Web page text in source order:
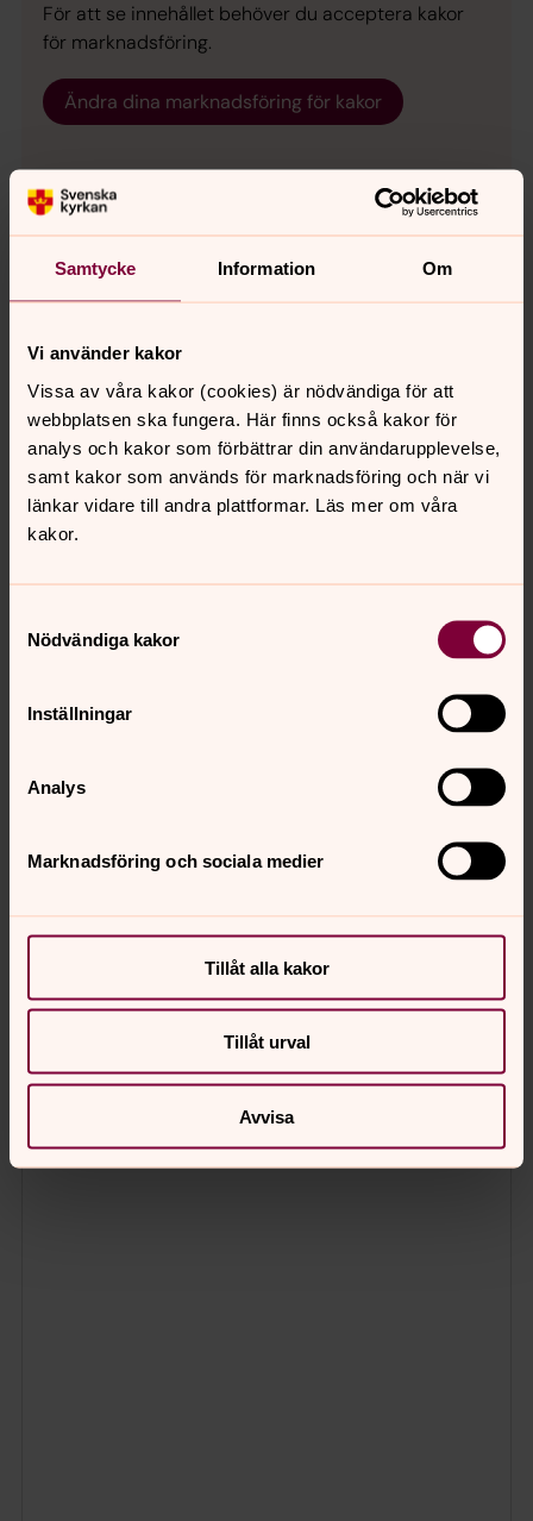
Samtycke Information Om
Vi använder kakor
Vissa av våra kakor (cookies) är nödvändiga för att
webbplatsen ska fungera. Här finns också kakor för
analys och kakor som förbättrar din användarupplevelse,
samt kakor som används för marknadsföring och när vi
länkar vidare till andra plattformar. Läs mer om våra
kakor.
Nödvändiga kakor
Inställningar
Analys
Marknadsföring och sociala medier
Tillåt alla kakor
Tillåt urval
Avvisa
För att se innehållet behöver du acceptera kakor
för marknadsföring.
Ändra dina marknadsföring för kakor
Almby kyrkas historia
Den medeltida vitkalkade Almby kyrka ligger i sydöstra
Almby församling
Almby församling i sydöstra Örebro består av
gudstjänstgemenskaperna i Almby kyrka, Sörbykyrkan,
Den gode herdens kapell och Universitetskyrkan. Här
kan du läsa mer om verksamhet och gudstjänster.
Almby kyrkogård ligger i utkanten av centrala Örebro.
Dop, konfirmation, vigsel och
Livsglädje, utveckling, kärlek och sorg hos Svenska